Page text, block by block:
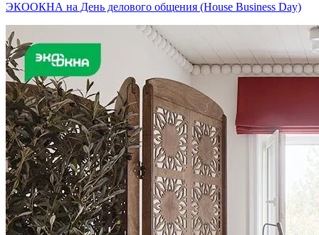
ЭКООКНА на День делового общения (House Business Day)